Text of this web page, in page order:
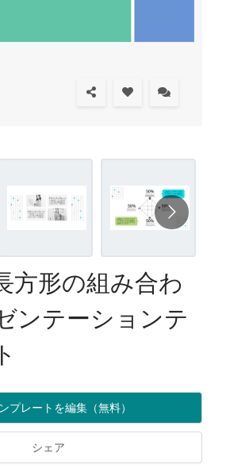
方形の組み合わ
ンテーションテ
プレートを編集（無料）
シェア